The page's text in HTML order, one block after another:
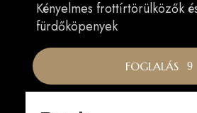
Kényelmes frottírtörülközők
fürdőköpenyek
FOGLALÁS